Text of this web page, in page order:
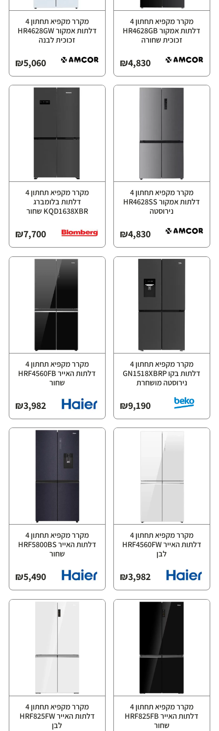
מקרר מקפיא תחתון 4
דלתות אמקור HR4628GB
זכוכית שחורה
₪4,830
מקרר מקפיא תחתון 4
דלתות אמקור HR4628GW
זכוכית לבנה
₪5,060
מקרר מקפיא תחתון 4
דלתות אמקור HR4628SS
נירוסטה
₪4,830
מקרר מקפיא תחתון 4
דלתות בלומברג
KQD1638XBR שחור
₪7,700
מקרר מקפיא תחתון 4
דלתות בקו GN1518XBRP
נירוסטה מושחרת
₪9,190
מקרר מקפיא תחתון 4
דלתות האייר HRF4560FB
שחור
₪3,982
מקרר מקפיא תחתון 4
דלתות האייר HRF4560FW
לבן
₪3,982
מקרר מקפיא תחתון 4
דלתות האייר HRF5800BS
שחור
₪5,490
מקרר מקפיא תחתון 4
דלתות האייר HRF825FB
שחור
מקרר מקפיא תחתון 4
דלתות האייר HRF825FW
לבן